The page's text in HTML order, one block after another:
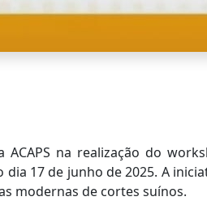
a ACAPS na realização do
17 de junho de 2025. A
modernas de cortes suínos.